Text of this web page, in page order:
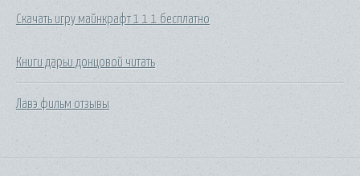
Скачать игру майнкрафт 1 1 1 бесплатно
Книги дарьи донцовой читать
Лавэ фильм отзывы